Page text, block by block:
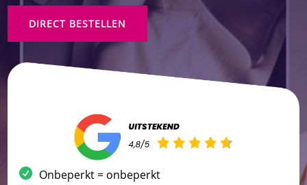
DIRECT BESTELLEN
Onbeperkt = onbeperkt